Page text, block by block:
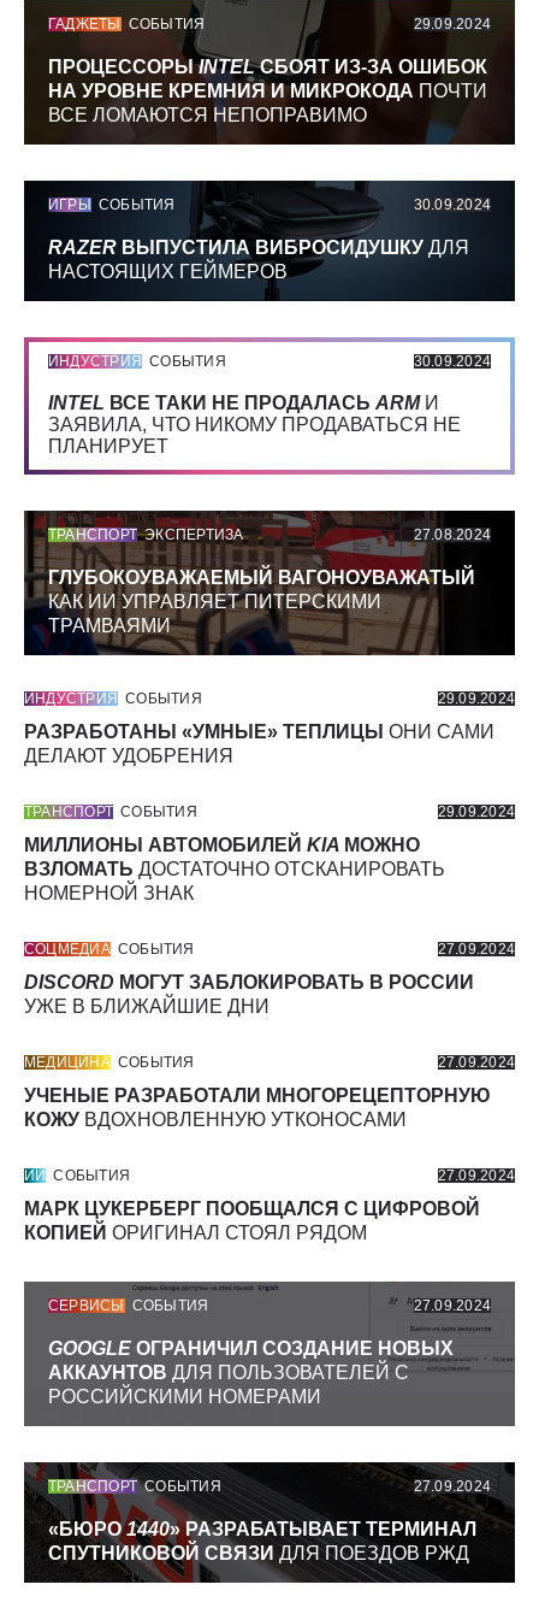
ГАДЖЕТЫ СОБЫТИЯ 29.09.2024
ПРОЦЕССОРЫINTELСБОЯТ ИЗ-ЗА ОШИБОК
НА УРОВНЕ КРЕМНИЯ И МИКРОКОДА ПОЧТИ
ВСЕ ЛОМАЮТСЯ НЕПОПРАВИМО
ИГРЫ СОБЫТИЯ 30.09.2024
RAZER ВЫПУСТИЛА ВИБРОСИДУШКУ ДЛЯ
НАСТОЯЩИХ ГЕЙМЕРОВ
ИНДУСТРИЯ СОБЫТИЯ 30.09.2024
INTEL ВСЕ ТАКИ НЕ ПРОДАЛАСЬ ARMИ
ЗАЯВИЛА, ЧТО НИКОМУ ПРОДАВАТЬСЯ НЕ
ПЛАНИРУЕТ
ТРАНСПОРТ ЭКСПЕРТИЗА 27.08.2024
ГЛУБОКОУВАЖАЕМЫЙ ВАГОНОУВАЖАТЫЙ
КАК ИИ УПРАВЛЯЕТ ПИТЕРСКИМИ
ТРАМВАЯМИ
ИНДУСТРИЯ СОБЫТИЯ 29.09.2024
РАЗРАБОТАНЫ «УМНЫЕ» ТЕПЛИЦЫ ОНИ САМИ
ДЕЛАЮТ УДОБРЕНИЯ
ТРАНСПОРТ СОБЫТИЯ 29.09.2024
МИЛЛИОНЫ АВТОМОБИЛЕЙ KIA МОЖНО
ВЗЛОМАТЬ ДОСТАТОЧНО ОТСКАНИРОВАТЬ
НОМЕРНОЙ ЗНАК
СОЦМЕДИА СОБЫТИЯ 27.09.2024
DISCORD МОГУТ ЗАБЛОКИРОВАТЬ В РОССИИ
УЖЕ В БЛИЖАЙШИЕ ДНИ
МЕДИЦИНА СОБЫТИЯ 27.09.2024
УЧЕНЫЕ РАЗРАБОТАЛИ МНОГОРЕЦЕПТОРНУЮ
КОЖУ ВДОХНОВЛЕННУЮ УТКОНОСАМИ
ИИ СОБЫТИЯ 27.09.2024
МАРК ЦУКЕРБЕРГ ПООБЩАЛСЯ С ЦИФРОВОЙ
КОПИЕЙ ОРИГИНАЛ СТОЯЛ РЯДОМ
СЕРВИСЫ СОБЫТИЯ 27.09.2024
GOOGLE ОГРАНИЧИЛ СОЗДАНИЕ НОВЫХ
АККАУНТОВ ДЛЯ ПОЛЬЗОВАТЕЛЕЙ С
РОССИЙСКИМИ НОМЕРАМИ
ТРАНСПОРТ СОБЫТИЯ 27.09.2024
«БЮРО1440» РАЗРАБАТЫВАЕТ ТЕРМИНАЛ
СПУТНИКОВОЙ СВЯЗИ ДЛЯ ПОЕЗДОВ РЖД